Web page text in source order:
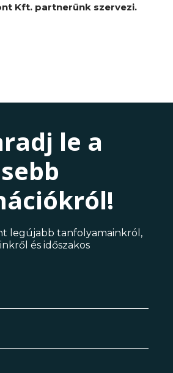
Kft. partnerünk szervezi.
le a
legújabb tanfolyamainkról,
és időszakos